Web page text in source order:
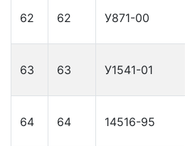
62 62 У871-00
63 63 У1541-01
64 64 14516-95